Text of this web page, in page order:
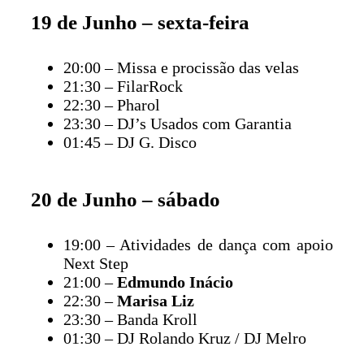
19 de Junho – sexta-feira
20:00 – Missa e procissão das velas
21:30 – FilarRock
22:30 – Pharol
23:30 – DJ’s Usados com Garantia
01:45 – DJ G. Disco
20 de Junho – sábado
19:00 – Atividades de dança com apoio
Next Step
21:00 –Edmundo Inácio
22:30 –Marisa Liz
23:30 – Banda Kroll
01:30 – DJ Rolando Kruz / DJ Melro